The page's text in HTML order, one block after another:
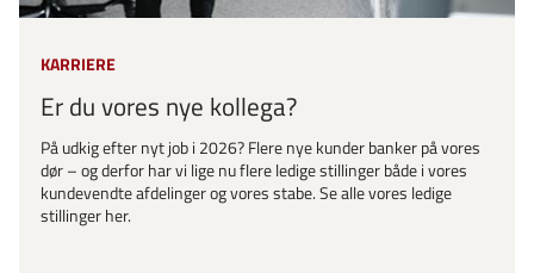
KARRIERE
Er du vores nye kollega?
På udkig efter nyt job i 2026? Flere nye kunder banker på vores
dør – og derfor har vi lige nu flere ledige stillinger både i vores
kundevendte afdelinger og vores stabe. Se alle vores ledige
stillinger her.